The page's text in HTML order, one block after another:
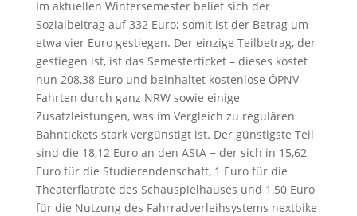
Im aktuellen Wintersemester belief sich der
Sozialbeitrag auf 332 Euro; somit ist der Betrag um
etwa vier Euro gestiegen. Der einzige Teilbetrag, der
gestiegen ist, ist das Semesterticket – dieses kostet
nun 208,38 Euro und beinhaltet kostenlose ÖPNV-
Fahrten durch ganz NRW sowie einige
Zusatzleistungen, was im Vergleich zu regulären
Bahntickets stark vergünstigt ist. Der günstigste Teil
sind die 18,12 Euro an den AStA − der sich in 15,62
Euro für die Studierendenschaft, 1 Euro für die
Theaterflatrate des Schauspielhauses und 1,50 Euro
für die Nutzung des Fahrradverleihsystems nextbike